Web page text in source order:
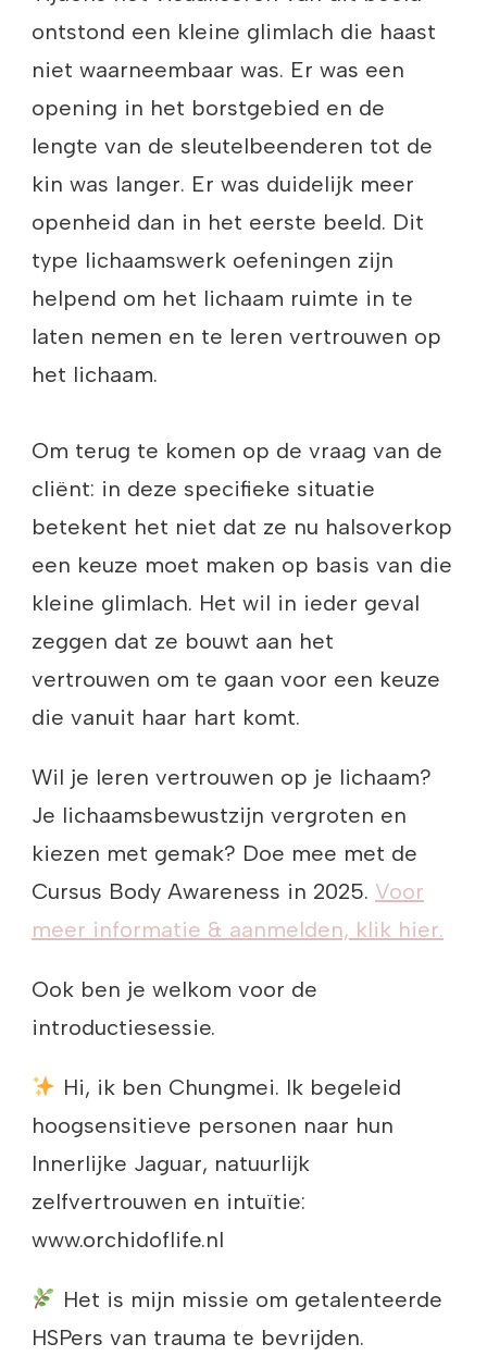
ontstond een kleine glimlach die haast
niet waarneembaar was. Er was een
opening in het borstgebied en de
lengte van de sleutelbeenderen tot de
kin was langer. Er was duidelijk meer
openheid dan in het eerste beeld. Dit
type lichaamswerk oefeningen zijn
helpend om het lichaam ruimte in te
laten nemen en te leren vertrouwen op
het lichaam.
Om terug te komen op de vraag van de
cliënt: in deze specifieke situatie
betekent het niet dat ze nu halsoverkop
een keuze moet maken op basis van die
kleine glimlach. Het wil in ieder geval
zeggen dat ze bouwt aan het
vertrouwen om te gaan voor een keuze
die vanuit haar hart komt.
Wil je leren vertrouwen op je lichaam?
Je lichaamsbewustzijn vergroten en
kiezen met gemak? Doe mee met de
Cursus Body Awareness in 2025. Voor
meer informatie & aanmelden, klik hier.
Ook ben je welkom voor de
introductiesessie.
Hi, ik ben Chungmei. Ik begeleid
hoogsensitieve personen naar hun
Innerlijke Jaguar, natuurlijk
zelfvertrouwen en intuïtie:
www.orchidoflife.nl
Het is mijn missie om getalenteerde
HSPers van trauma te bevrijden.